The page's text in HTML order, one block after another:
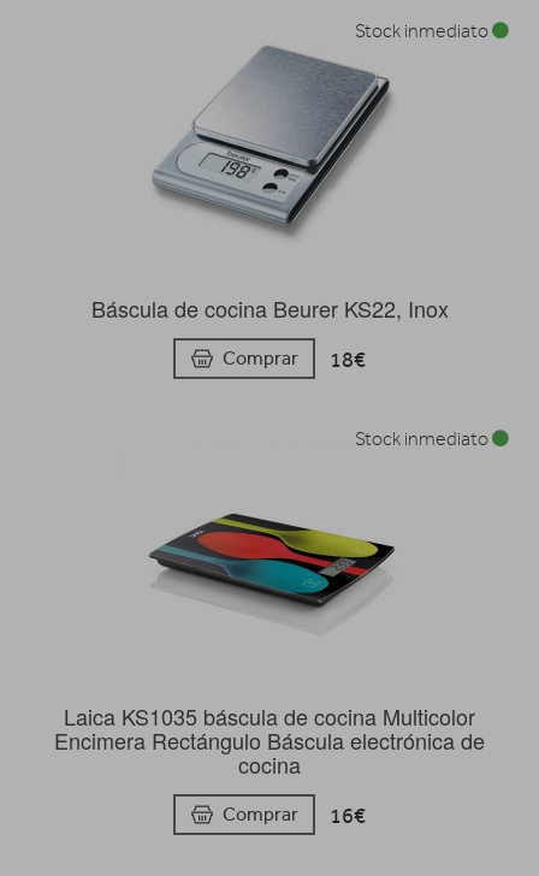
Báscula de cocina Beurer KS22, Inox
Comprar 18€
Stock inmediato
Laica KS1035 báscula de cocina Multicolor
Encimera Rectángulo Báscula electrónica de
cocina
Comprar 16€
Stock inmediato